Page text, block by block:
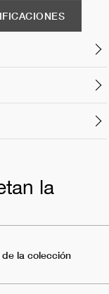
la
la colección